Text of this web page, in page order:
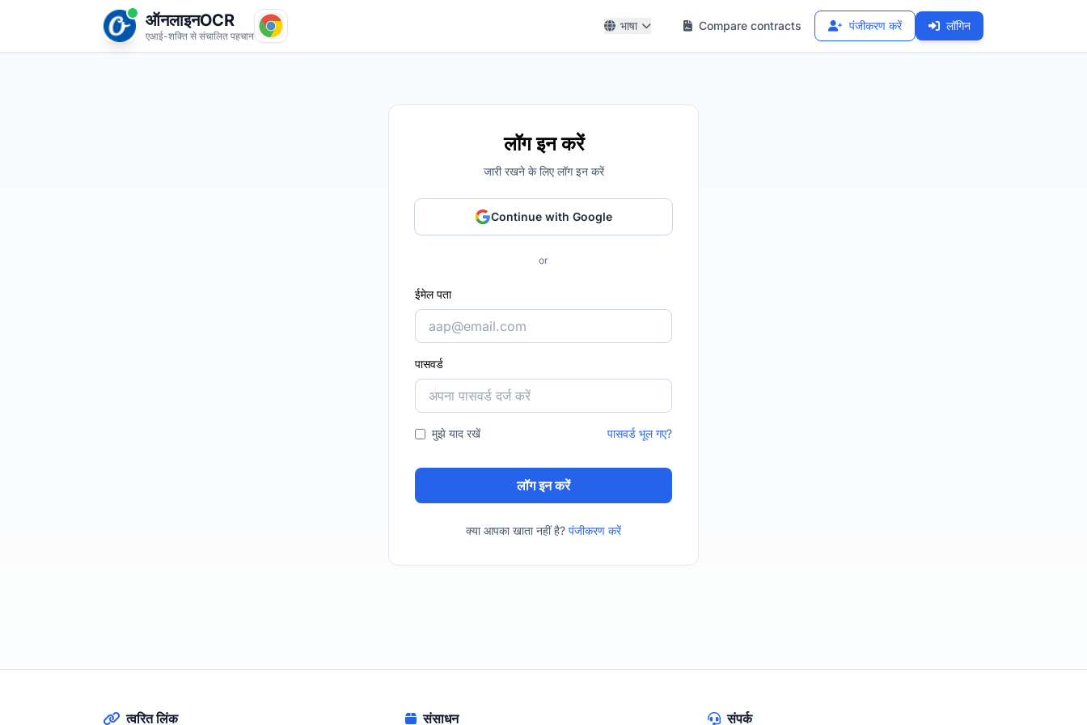
ऑनलाइनOCR
एआई-शक्ति से संचालित पहचान
भाषा Compare contracts पंजीकरण करें लॉगिन
लॉग इन करें
जारी रखने के लिए लॉग इन करें
Continue with Google
or
ईमेल पता
पासवर्ड
मुझे याद रखें पासवर्ड भूल गए?
लॉग इन करें
क्या आपका खाता नहीं है? पंजीकरण करें
त्वरित लिंक संसाधन संपर्क